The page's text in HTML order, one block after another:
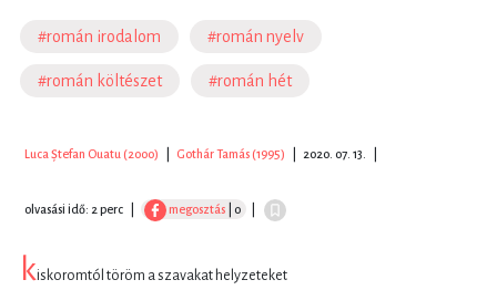
#román irodalom #román nyelv
#román költészet #román hét
Luca Ștefan Ouatu (2000) Gothár Tamás (1995) 2020. 07. 13.
olvasási idő: 2 perc megosztás | 0
kiskoromtól töröm a szavakat helyzeteket